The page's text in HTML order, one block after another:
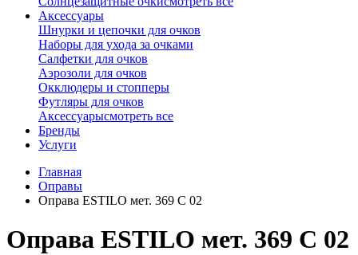
Аксессуары
Шнурки и цепочки для очков
Наборы для ухода за очками
Салфетки для очков
Аэрозоли для очков
Окклюдеры и стопперы
Футляры для очков
Аксессуарысмотреть все
Бренды
Услуги
Главная
Оправы
Оправа ESTILO мет. 369 C 02
Оправа ESTILO мет. 369 C 02